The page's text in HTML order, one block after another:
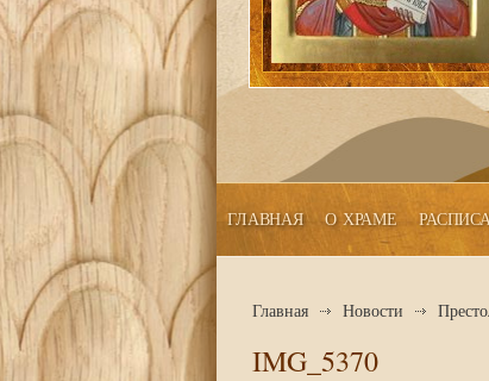
ГЛАВНАЯ О ХРАМЕ
Главная Новости
IMG_5370